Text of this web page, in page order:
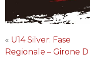
« U14 Silver: Fase
Regionale – Girone D